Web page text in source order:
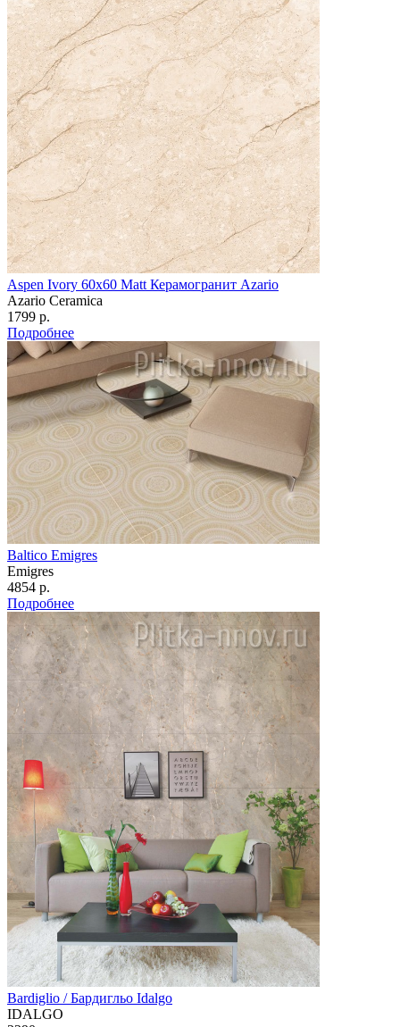
Aspen Ivory 60х60 Matt Керамогранит Azario
Azario Ceramica
1799 р.
Подробнее
Baltico Emigres
Emigres
4854 р.
Подробнее
Bardiglio / Бардигльо Idalgo
IDALGO